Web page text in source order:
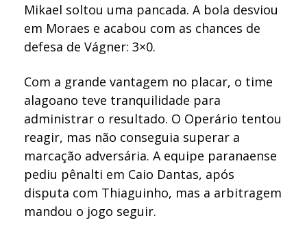
Mikael soltou uma pancada. A bola desviou
em Moraes e acabou com as chances de
defesa de Vágner: 3×0.
Com a grande vantagem no placar, o time
alagoano teve tranquilidade para
administrar o resultado. O Operário tentou
reagir, mas não conseguia superar a
marcação adversária. A equipe paranaense
pediu pênalti em Caio Dantas, após
disputa com Thiaguinho, mas a arbitragem
mandou o jogo seguir.